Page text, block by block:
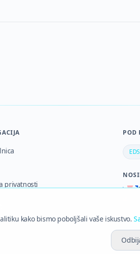
privatnosti
POD
EDS
kako bismo poboljšali vaše iskustvo.